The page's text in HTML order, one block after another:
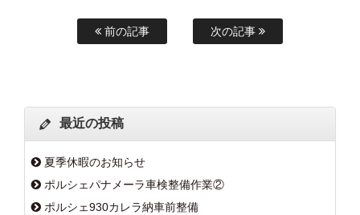
前の記事 次の記事
最近の投稿
夏季休暇のお知らせ
ポルシェパナメーラ車検整備作業②
ポルシェ930カレラ納車前整備